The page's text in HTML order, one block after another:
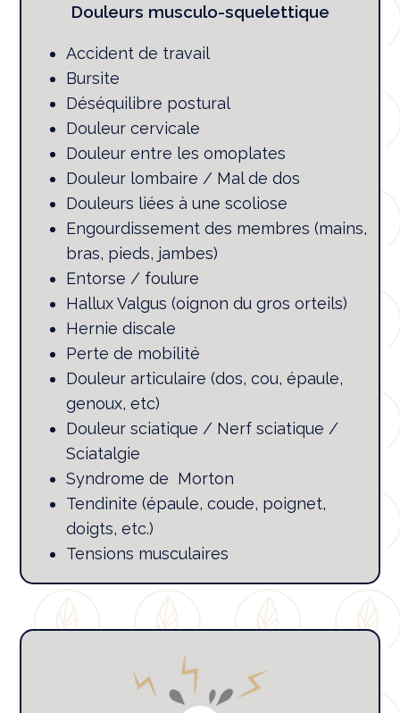
Douleurs musculo-squelettique
Accident de travail
Bursite
Déséquilibre postural
Douleur cervicale
Douleur entre les omoplates
Douleur lombaire / Mal de dos
Douleurs liées à une scoliose
Engourdissement des membres (mains,
bras, pieds, jambes)
Entorse / foulure
Hallux Valgus (oignon du gros orteils)
Hernie discale
Perte de mobilité
Douleur articulaire (dos, cou, épaule,
genoux, etc)
Douleur sciatique / Nerf sciatique /
Sciatalgie
Syndrome de Morton
Tendinite (épaule, coude, poignet,
doigts, etc.)
Tensions musculaires